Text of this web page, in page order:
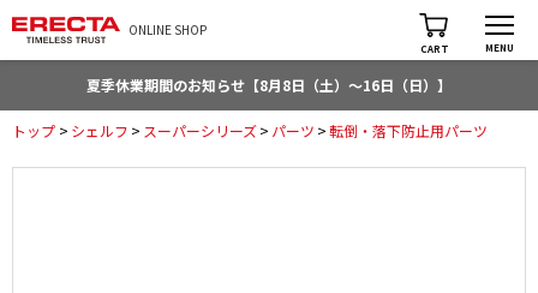
ONLINE SHOP
CART MENU
夏季休業期間のお知らせ【8月8日（土）～16日（日）】
トップ > シェルフ > スーパーシリーズ> パーツ >転倒・落下防止用パーツ